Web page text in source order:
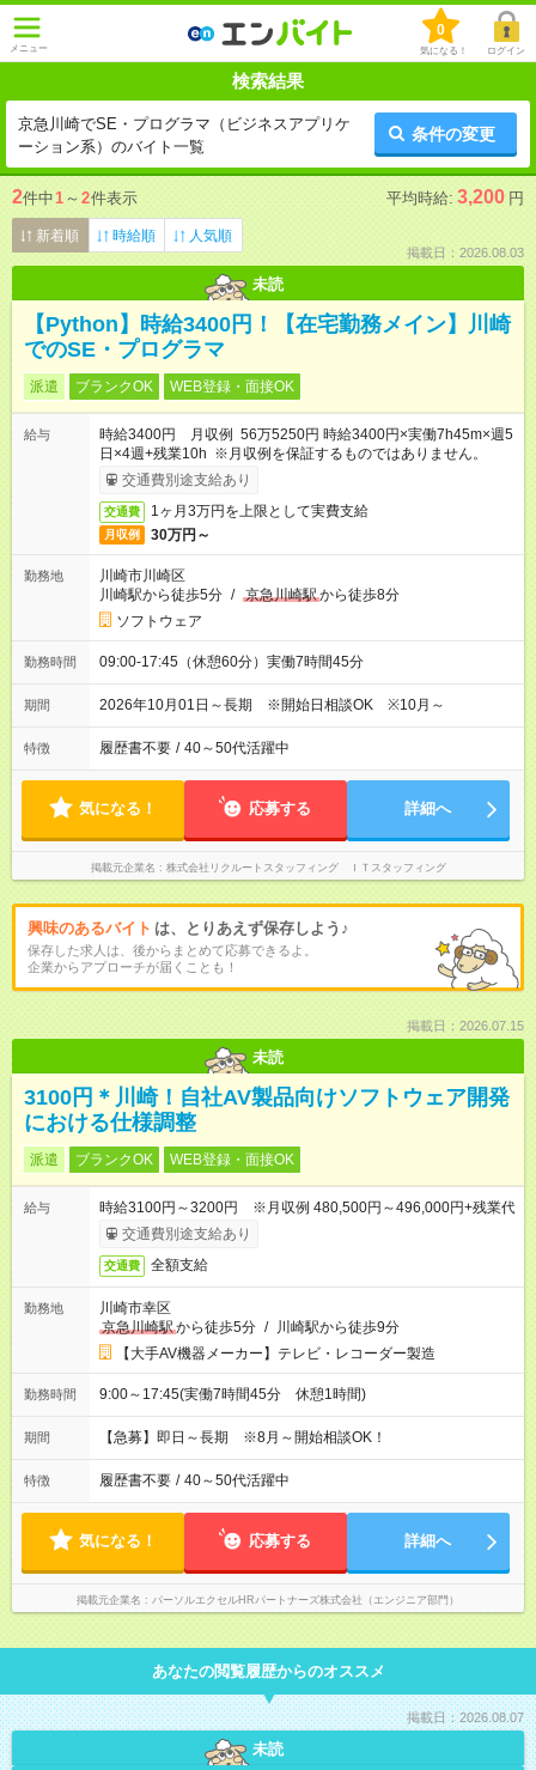
メニュー
0
気になる！ ログイン
検索結果
京急川崎でSE・プログラマ（ビジネスアプリケ
ーション系）のバイト一覧
条件の変更
2件中1 ～ 2件表示 平均時給: 3,200 円
新着順 時給順 人気順
掲載日：2026.08.03
未読
【Python】時給3400円！【在宅勤務メイン】川崎
でのSE・プログラマ
派遣 ブランクOK WEB登録・面接OK
給与
時給3400円 月収例 56万5250円 時給3400円×実働7h45m×週5
日×4週+残業10h ※月収例を保証するものではありません。
交通費別途支給あり
交通費 1ヶ月3万円を上限として実費支給
月収例 30万円～
勤務地
川崎市川崎区
川崎駅から徒歩5分 / 京急川崎駅から徒歩8分
ソフトウェア
勤務時間 09:00-17:45（休憩60分）実働7時間45分
期間 2026年10月01日～長期 ※開始日相談OK ※10月～
特徴 履歴書不要 / 40～50代活躍中
気になる！ 応募する 詳細へ
掲載元企業名 株式会社リクルートスタッフィング ＩＴスタッフィング
興味のあるバイト は、とりあえず保存しよう♪
保存した求人は、後からまとめて応募できるよ。
企業からアプローチが届くことも！
掲載日：2026.07.15
未読
3100円＊川崎！自社AV製品向けソフトウェア開発
における仕様調整
派遣 ブランクOK WEB登録・面接OK
給与
時給3100円～3200円 ※月収例 480,500円～496,000円+残業代
交通費別途支給あり
交通費 全額支給
勤務地
川崎市幸区
京急川崎駅から徒歩5分 / 川崎駅から徒歩9分
【大手AV機器メーカー】テレビ・レコーダー製造
勤務時間 9:00～17:45(実働7時間45分 休憩1時間)
期間 【急募】即日～長期 ※8月～開始相談OK！
特徴 履歴書不要 / 40～50代活躍中
気になる！ 応募する 詳細へ
掲載元企業名 パーソルエクセルHRパートナーズ株式会社（エンジニア部門）
あなたの閲覧履歴からのオススメ
掲載日：2026.08.07
未読